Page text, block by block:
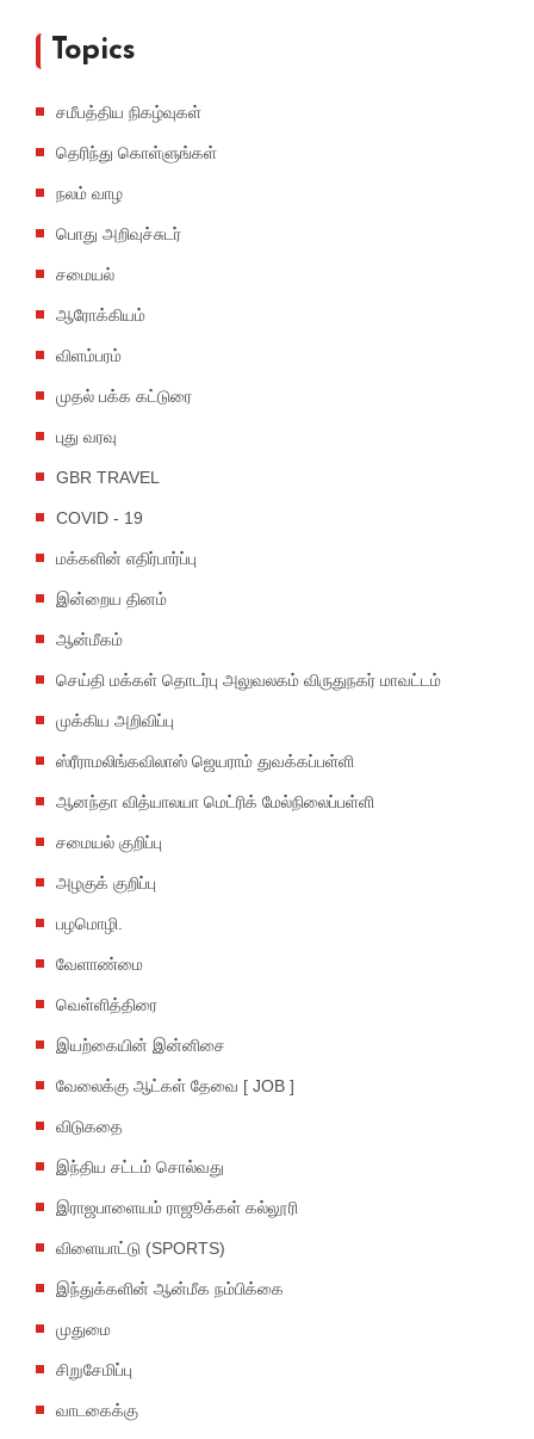
Topics
சமீபத்திய நிகழ்வுகள்
தெரிந்து கொள்ளுங்கள்
நலம் வாழ
பொது அறிவுச்சுடர்
சமையல்
ஆரோக்கியம்
விளம்பரம்
முதல் பக்க கட்டுரை
புது வரவு
GBR TRAVEL
COVID - 19
மக்களின் எதிர்பார்ப்பு
இன்றைய தினம்
ஆன்மீகம்
செய்தி மக்கள் தொடர்பு அலுவலகம் விருதுநகர் மாவட்டம்
முக்கிய அறிவிப்பு
ஸ்ரீராமலிங்கவிலாஸ் ஜெயராம் துவக்கப்பள்ளி
ஆனந்தா வித்யாலயா மெட்ரிக் மேல்நிலைப்பள்ளி
சமையல் குறிப்பு
அழகுக் குறிப்பு
பழமொழி.
வேளாண்மை
வெள்ளித்திரை
இயற்கையின் இன்னிசை
வேலைக்கு ஆட்கள் தேவை [ JOB ]
விடுகதை
இந்திய சட்டம் சொல்வது
இராஜபாளையம் ராஜூக்கள் கல்லூரி
விளையாட்டு (SPORTS)
இந்துக்களின் ஆன்மீக நம்பிக்கை
முதுமை
சிறுசேமிப்பு
வாடகைக்கு